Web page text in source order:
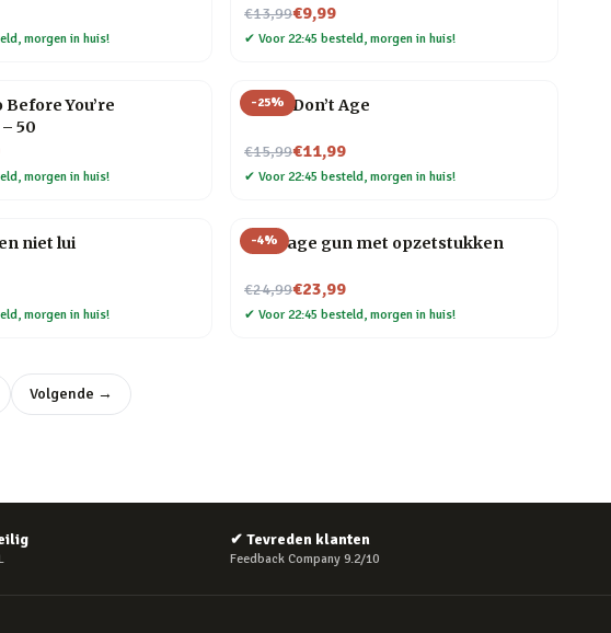
morgen in huis!
€13,99
Nu voor€9,99
✔ Voor 22:45 besteld, morgen in huis!
Before You’re
50
morgen in huis!
-25%
Mok I Don’t Age
€15,99
Nu voor€11,99
✔ Voor 22:45 besteld, morgen in huis!
niet lui
morgen in huis!
-4%
Massage gun met opzetstukken
€24,99
Nu voor€23,99
✔ Voor 22:45 besteld, morgen in huis!
Volgende →
✔ Tevreden klanten
Feedback Company 9.2/10